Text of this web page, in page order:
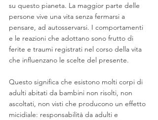
su questo pianeta. La maggior parte delle
persone vive una vita senza fermarsi a
pensare, ad autosservarsi. I comportamenti
e le reazioni che adottano sono frutto di
ferite e traumi registrati nel corso della vita
che influenzano le scelte del presente.
Questo significa che esistono molti corpi di
adulti abitati da bambini non risolti, non
ascoltati, non visti che producono un effetto
micidiale: responsabilità da adulti e